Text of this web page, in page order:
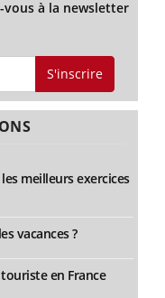
vous à la newsletter
S'inscrire
meilleurs exercices
vacances ?
en France